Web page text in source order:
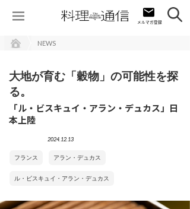
NEWS
大地が育む「穀物」の可能性を探
る。
「ル・ビスキュイ・アラン・デュカス」日
本上陸
2024.12.13
フランス アラン・デュカス
ル・ビスキュイ・アラン・デュカス